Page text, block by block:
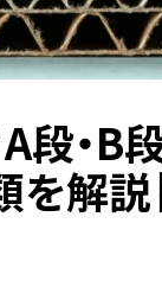
・B
解説